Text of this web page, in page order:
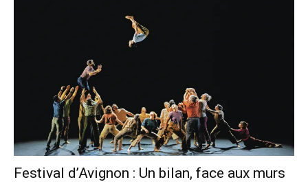
Festival d’Avignon : Un bilan, face aux murs